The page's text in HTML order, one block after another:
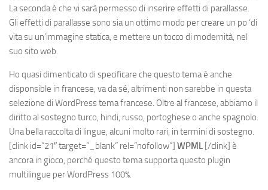
La seconda è che vi sarà permesso di inserire effetti di parallasse.
Gli effetti di parallasse sono sia un ottimo modo per creare un po ‘di
vita su un’immagine statica, e mettere un tocco di modernità, nel
suo sito web.
Ho quasi dimenticato di specificare che questo tema è anche
disponsible in francese, va da sé, altrimenti non sarebbe in questa
selezione di WordPress tema francese. Oltre al francese, abbiamo il
diritto al sostegno turco, hindi, russo, portoghese o anche spagnolo.
Una bella raccolta di lingue, alcuni molto rari, in termini di sostegno.
[clink id=”21″ target=”_blank” rel=”nofollow”] WPML [/clink] è
ancora in gioco, perché questo tema supporta questo plugin
multilingue per WordPress 100%.